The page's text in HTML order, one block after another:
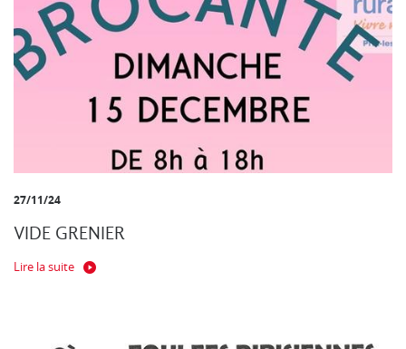
27/11/24
VIDE GRENIER
Lire la suite